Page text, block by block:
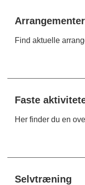
Arrangementer
Find aktuelle
Faste
Her finder du en
Selvtræning